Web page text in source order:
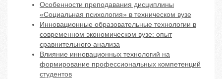
Особенности преподавания дисциплины
«Социальная психология» в техническом вузе
Инновационные образовательные технологии в
современном экономическом вузе: опыт
сравнительного анализа
Влияние инновационных технологий на
формирование профессиональных компетенций
студентов